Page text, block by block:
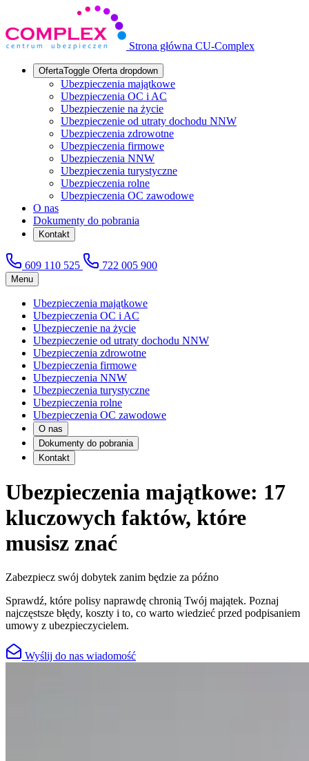
Strona główna CU-Complex
OfertaToggle Oferta dropdown
Ubezpieczenia majątkowe
Ubezpieczenia OC i AC
Ubezpieczenie na życie
Ubezpieczenie od utraty dochodu NNW
Ubezpieczenia zdrowotne
Ubezpieczenia firmowe
Ubezpieczenia NNW
Ubezpieczenia turystyczne
Ubezpieczenia rolne
Ubezpieczenia OC zawodowe
O nas
Dokumenty do pobrania
Kontakt
609 110 525 722 005 900
Menu
Ubezpieczenia majątkowe
Ubezpieczenia OC i AC
Ubezpieczenie na życie
Ubezpieczenie od utraty dochodu NNW
Ubezpieczenia zdrowotne
Ubezpieczenia firmowe
Ubezpieczenia NNW
Ubezpieczenia turystyczne
Ubezpieczenia rolne
Ubezpieczenia OC zawodowe
O nas
Dokumenty do pobrania
Kontakt
Ubezpieczenia majątkowe: 17
kluczowych faktów, które
musisz znać
Zabezpiecz swój dobytek zanim będzie za późno
Sprawdź, które polisy naprawdę chronią Twój majątek. Poznaj
najczęstsze błędy, koszty i to, co warto wiedzieć przed podpisaniem
umowy z ubezpieczycielem.
Wyślij do nas wiadomość